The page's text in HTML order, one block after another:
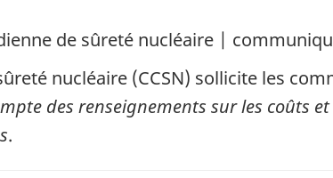
de sûreté nucléaire |
nucléaire (CCSN) sollicite les
des renseignements sur les coûts
.